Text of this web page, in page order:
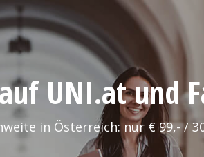
UNI.at und
in Österreich: nur € 99,- /